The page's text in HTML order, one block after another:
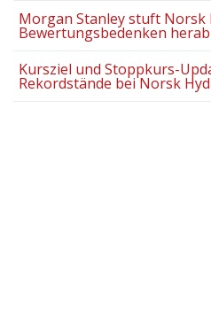
Morgan Stanley stuft Norsk
Bewertungsbedenken herab
Kursziel und Stoppkurs-
Rekordstände bei Norsk